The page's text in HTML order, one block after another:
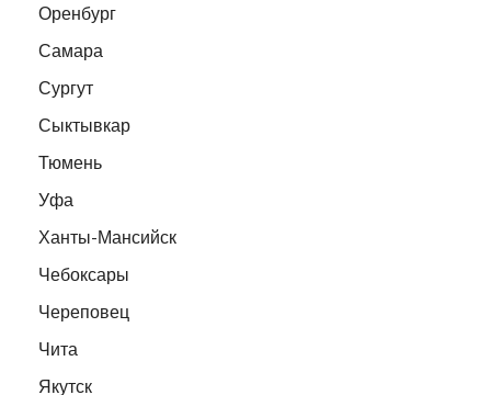
Оренбург
Самара
Сургут
Сыктывкар
Тюмень
Уфа
Ханты-Мансийск
Чебоксары
Череповец
Чита
Якутск